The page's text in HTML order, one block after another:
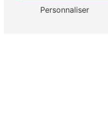
N'hésitez pas
Personnaliser